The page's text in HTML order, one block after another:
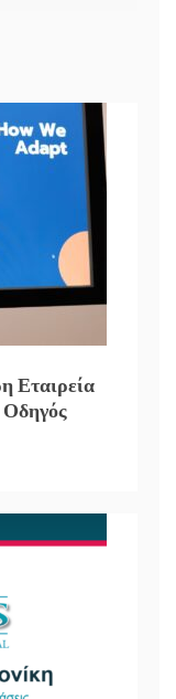
Εταιρεία
Οδηγός